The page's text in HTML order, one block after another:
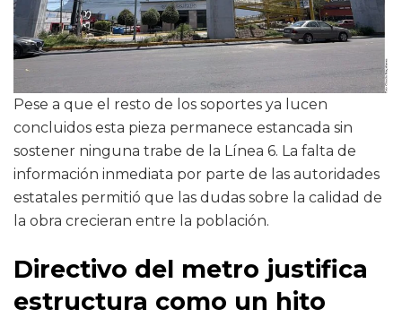
Pese a que el resto de los soportes ya lucen
concluidos esta pieza permanece estancada sin
sostener ninguna trabe de la Línea 6. La falta de
información inmediata por parte de las autoridades
estatales permitió que las dudas sobre la calidad de
la obra crecieran entre la población.
Directivo del metro justifica
estructura como un hito